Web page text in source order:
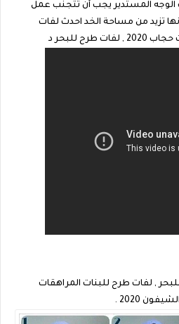
الوجه المستدير يجب أن تتجنب عمل
تزيد من مساحة الخد احدث لفات
للبحر د
لفات طرح للبحر , لفات طرح للبنات المراهقات
2020 .